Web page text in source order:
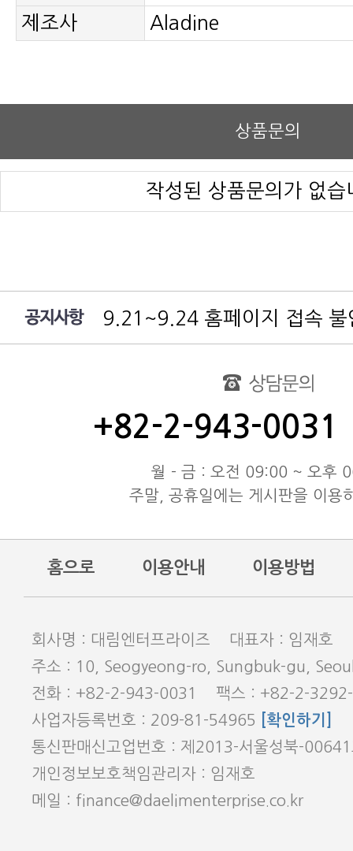
제조사 Aladine
상품문의
작성된 상품문의가 없습
9.21~9.24 홈페이지 접속 불
여름 휴가 배송 지연 안내
동해물과 백두산이 마르고
동해물과 백두산이 마르고
동해물과 백두산이 마르고
+82-2-943-0031
월 - 금 : 오전 09:00 ~ 오후
주말, 공휴일에는 게시판을 이용
홈으로 이용안내 이용방법
회사명 : 대림엔터프라이즈 대표자 : 임재호
주소 : 10, Seogyeong-ro, Sungbuk-gu,
전화 : +82-2-943-0031 팩스 : +82-2-
사업자등록번호 : 209-81-54965
[확인하기]
통신판매신고업번호 : 제2013-서울성북-
개인정보보호책임관리자 : 임재호
메일 : finance@daelimenterprise.co.kr